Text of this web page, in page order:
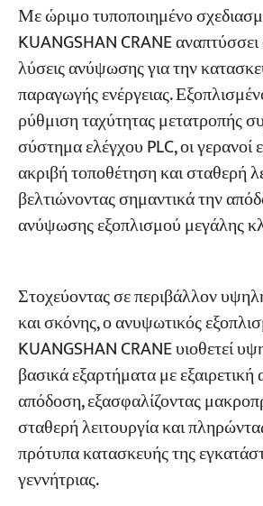
Με ώριμο τυποποιημένο
KUANGSHAN CRANE αναπτύσσει
λύσεις ανύψωσης για την
παραγωγής ενέργειας.
ρύθμιση ταχύτητας μετατροπής
σύστημα ελέγχου PLC, οι γερανοί
ακριβή τοποθέτηση και σταθερή
βελτιώνοντας σημαντικά την
ανύψωσης εξοπλισμού μεγάλης
Στοχεύοντας σε περιβάλλον
και σκόνης, ο ανυψωτικός
KUANGSHAN CRANE υιοθετεί
βασικά εξαρτήματα με εξαιρετική
απόδοση, εξασφαλίζοντας
σταθερή λειτουργία και
πρότυπα κατασκευής της
γεννήτριας.